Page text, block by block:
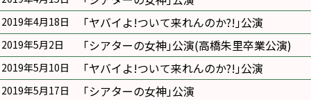
2019年4月18日 ｢ヤバイよ!ついて来れんのか?!｣公演
2019年5月2日 ｢シアターの女神｣公演(高橋朱里卒業公演)
2019年5月10日 ｢ヤバイよ!ついて来れんのか?!｣公演
2019年5月17日 ｢シアターの女神｣公演